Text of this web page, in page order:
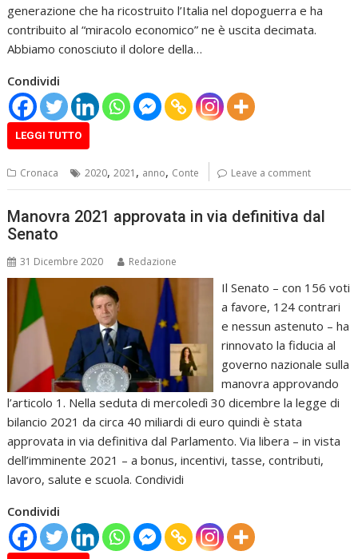
generazione che ha ricostruito l’Italia nel dopoguerra e ha
contribuito al “miracolo economico” ne è uscita decimata.
Abbiamo conosciuto il dolore della…
Condividi
LEGGI TUTTO
Cronaca 2020, 2021 , anno, Conte Leave a comment
Manovra 2021 approvata in via definitiva dal
Senato
31 Dicembre 2020 Redazione
Il Senato – con 156 voti
a favore, 124 contrari
e nessun astenuto – ha
rinnovato la fiducia al
governo nazionale sulla
manovra approvando
l’articolo 1. Nella seduta di mercoledì 30 dicembre la legge di
bilancio 2021 da circa 40 miliardi di euro quindi è stata
approvata in via definitiva dal Parlamento. Via libera – in vista
dell’imminente 2021 – a bonus, incentivi, tasse, contributi,
lavoro, salute e scuola. Condividi
Condividi